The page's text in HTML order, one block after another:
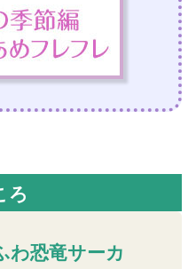
ろ
わ恐竜サーカ